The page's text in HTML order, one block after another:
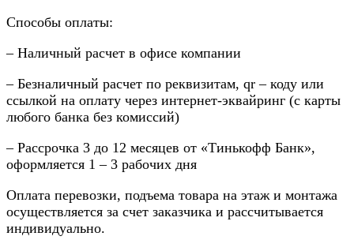
Способы оплаты:
– Наличный расчет в офисе компании
– Безналичный расчет по реквизитам, qr – коду или
ссылкой на оплату через интернет-эквайринг (с карты
любого банка без комиссий)
– Рассрочка 3 до 12 месяцев от «Тинькофф Банк»,
оформляется 1 – 3 рабочих дня
Оплата перевозки, подъема товара на этаж и монтажа
осуществляется за счет заказчика и рассчитывается
индивидуально.